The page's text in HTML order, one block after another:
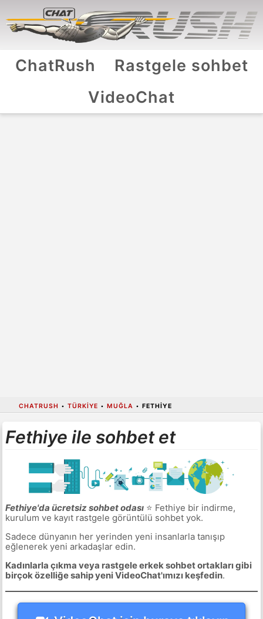
ChatRush
Rastgele sohbet
VideoChat
CHATRUSH • TÜRKIYE • MUĞLA • FETHIYE
Fethiye ile sohbet et
Fethiye'da ücretsiz sohbet odası⭐ Fethiye bir indirme,
kurulum ve kayıt rastgele görüntülü sohbet yok.
Sadece dünyanın her yerinden yeni insanlarla tanışıp
eğlenerek yeni arkadaşlar edin.
Kadınlarla çıkma veya rastgele erkek sohbet ortakları gibi
birçok özelliğe sahip yeni VideoChat'ımızı keşfedin.